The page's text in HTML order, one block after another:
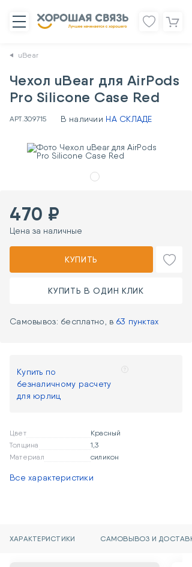
uBear
Чехол uBear для AirPods
Pro Silicone Case Red
АРТ.309715 В наличии НА СКЛАДЕ
470 ₽
Цена за наличные
КУПИТЬ
КУПИТЬ В ОДИН КЛИК
Самовывоз: бесплатно, в 63 пунктах
Купить по
безналичному расчету
для юрлиц
Цвет
Красный
Толщина
1,3
Материал
силикон
Все характеристики
ХАРАКТЕРИСТИКИ САМОВЫВОЗ И